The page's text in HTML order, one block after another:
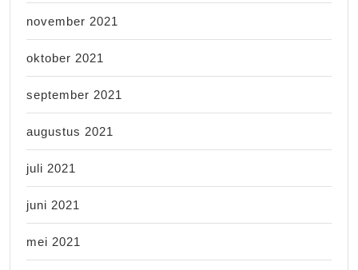
november 2021
oktober 2021
september 2021
augustus 2021
juli 2021
juni 2021
mei 2021